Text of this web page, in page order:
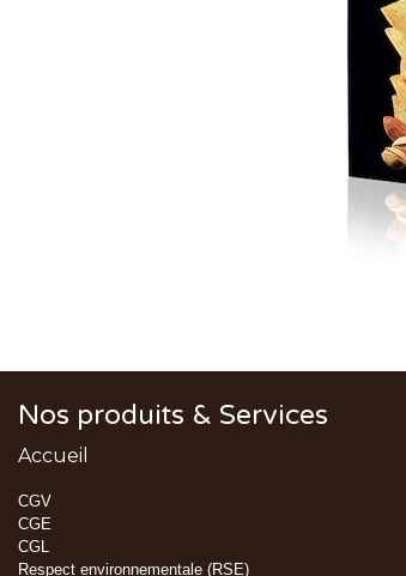
Nos produits & Services
Accueil
CGV
CGE
CGL
Respect environnementale (RSE)